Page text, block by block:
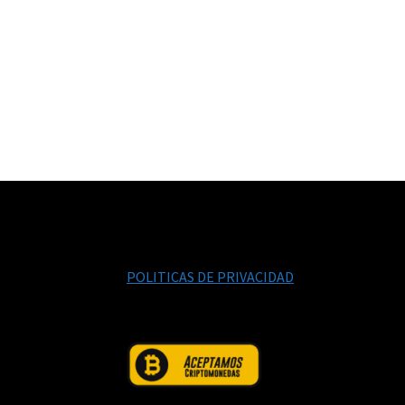
POLITICAS DE PRIVACIDAD